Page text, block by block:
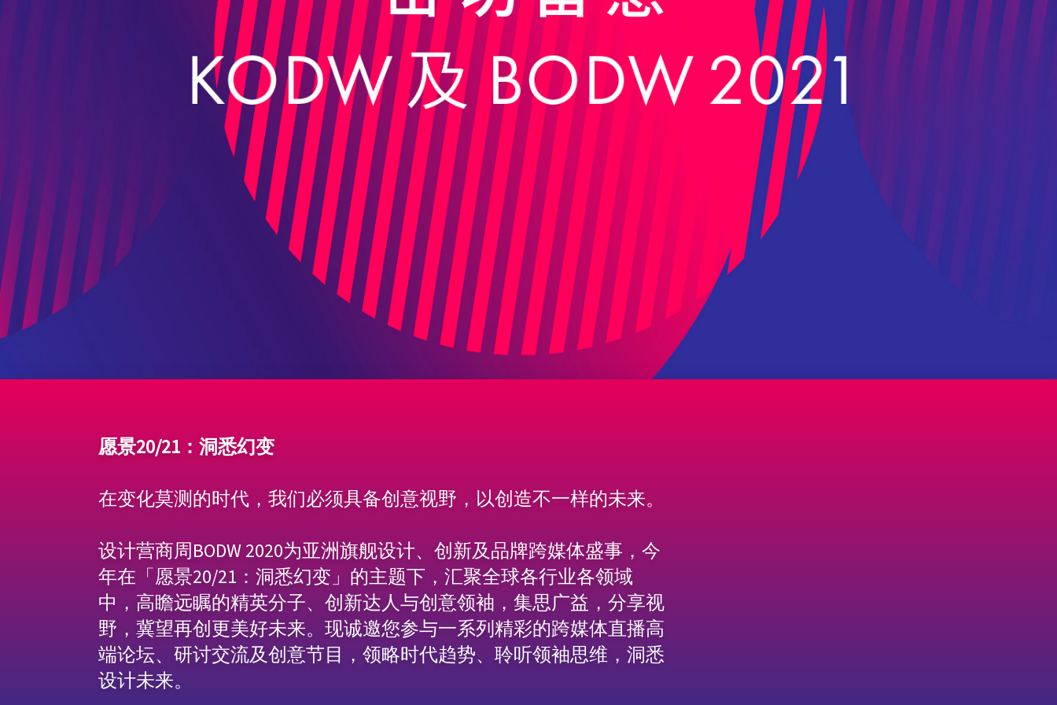
愿景20/21：洞悉幻变
在变化莫测的时代，我们必须具备创意视野，以创造不一样的未来。
设计营商周BODW 2020为亚洲旗舰设计、创新及品牌跨媒体盛事，今
年在「愿景20/21：洞悉幻变」的主题下，汇聚全球各行业各领域
中，高瞻远瞩的精英分子、创新达人与创意领袖，集思广益，分享视
野，冀望再创更美好未来。现诚邀您参与一系列精彩的跨媒体直播高
端论坛、研讨交流及创意节目，领略时代趋势、聆听领袖思维，洞悉
设计未来。